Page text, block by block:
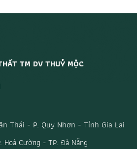
TM DV THUỶ MỘC
Thái - P. Quy Nhơn - Tỉnh Gia Lai
Hoà Cường - TP. Đà Nẵng